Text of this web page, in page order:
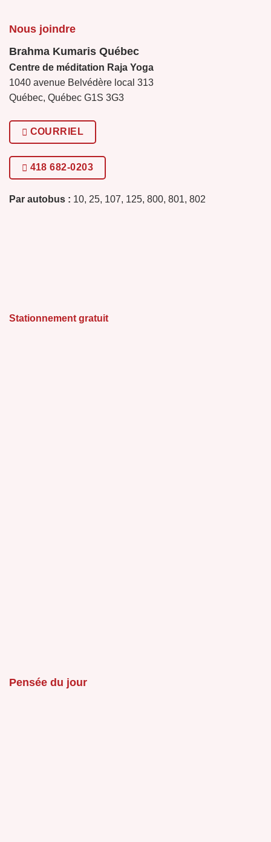
Nous joindre
Brahma Kumaris Québec
Centre de méditation Raja Yoga
1040 avenue Belvédère local 313
Québec, Québec G1S 3G3
COURRIEL
418 682-0203
Par autobus : 10, 25, 107, 125, 800, 801, 802
Stationnement gratuit
Pensée du jour